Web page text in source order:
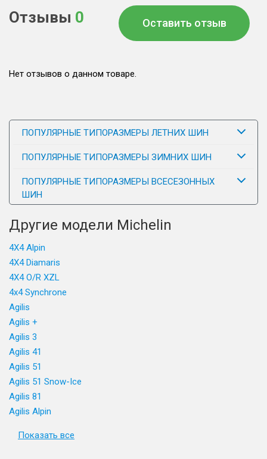
Отзывы 0 Оставить отзыв
Нет отзывов о данном товаре.
ПОПУЛЯРНЫЕ ТИПОРАЗМЕРЫ ЛЕТНИХ ШИН
ПОПУЛЯРНЫЕ ТИПОРАЗМЕРЫ ЗИМНИХ ШИН
ПОПУЛЯРНЫЕ ТИПОРАЗМЕРЫ ВСЕСЕЗОННЫХ
ШИН
Другие модели Michelin
4X4 Alpin
4X4 Diamaris
4X4 O/R XZL
4x4 Synchrone
Agilis
Agilis +
Agilis 3
Agilis 41
Agilis 51
Agilis 51 Snow-Ice
Agilis 81
Agilis Alpin
Показать все